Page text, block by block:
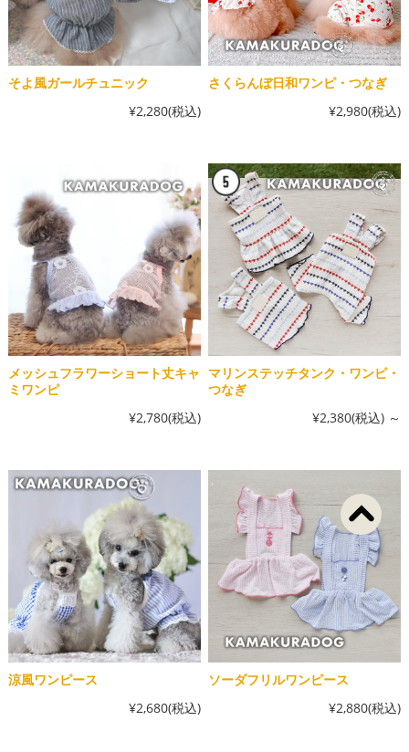
そよ風ガールチュニック
¥2,280(税込)
さくらんぼ日和ワンピ・つなぎ
¥2,980(税込)
メッシュフラワーショート丈キャ
ミワンピ
¥2,780(税込)
マリンステッチタンク・ワンピ・
つなぎ
¥2,380(税込) ～
涼風ワンピース
¥2,680(税込)
ソーダフリルワンピース
¥2,880(税込)